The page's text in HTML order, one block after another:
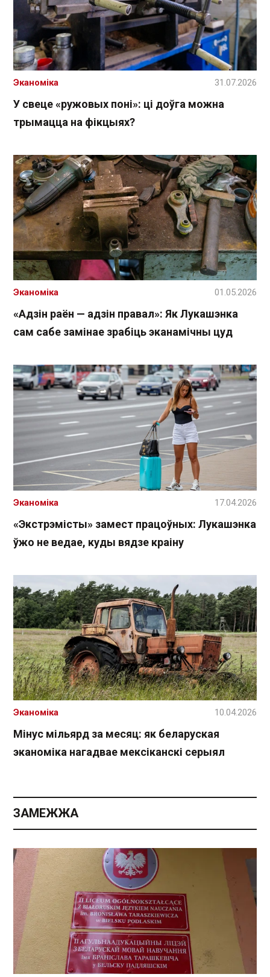
У свеце «ружовых поні»: ці доўга можна
трымацца на фікцыях?
Эканоміка 31.07.2026
«Адзін раён — адзін правал»: Як Лукашэнка
сам сабе замінае зрабіць эканамічны цуд
Эканоміка 01.05.2026
«Экстрэмісты» замест працоўных: Лукашэнка
ўжо не ведае, куды вядзе краіну
Эканоміка 17.04.2026
Мінус мільярд за месяц: як беларуская
эканоміка нагадвае мексіканскі серыял
Эканоміка 10.04.2026
ЗАМЕЖЖА